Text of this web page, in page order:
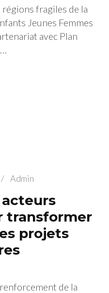
fragiles de la
Jeunes Femmes
avec Plan
/ Admin
acteurs
transformer
projets
de la